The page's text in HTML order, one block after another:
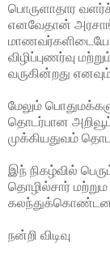
பொருளாதார
எனவேதான்
மாணவர்களிடையே
விழிப்புணர்வு
வருகின்றது
மேலும்
தொடர்பான
முக்கியதுவம்
இந் நிகழ்வில்
தொழில்சார்
நன்றி விடிவு